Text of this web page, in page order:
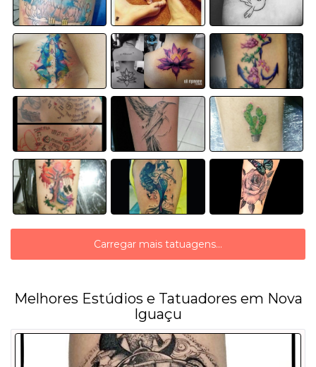
Carregar mais tatuagens...
Melhores Estúdios e Tatuadores em Nova
Iguaçu